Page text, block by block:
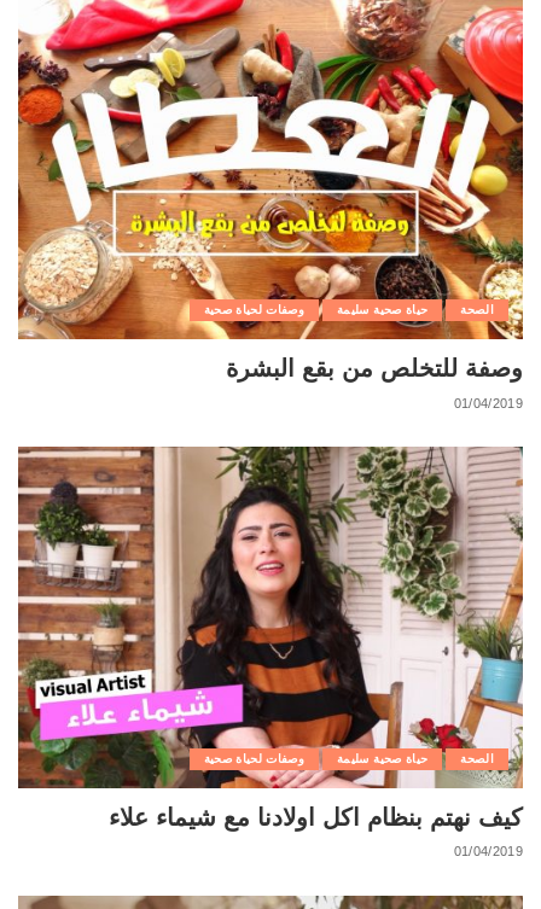
الصحة حياة صحية سليمة وصفات لحياة صحية
وصفة للتخلص من بقع البشرة
01/04/2019
الصحة حياة صحية سليمة وصفات لحياة صحية
كيف نهتم بنظام اكل اولادنا مع شيماء علاء
01/04/2019